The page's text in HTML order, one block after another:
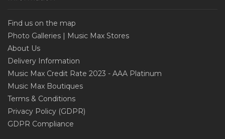
Find us on the map
Photo Galleries | Music Max Stores
About Us
Delivery Information
Music Max Credit Rate 2023 - AAA Platinum
Music Max Boutiques
Terms & Conditions
Privacy Policy (GDPR)
GDPR Compliance